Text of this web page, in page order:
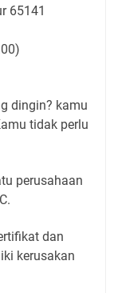
65141
dingin? kamu
tidak perlu
perusahaan
dan
kerusakan